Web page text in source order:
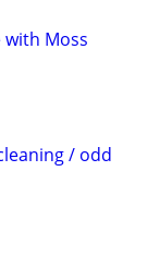
with Moss
/ odd